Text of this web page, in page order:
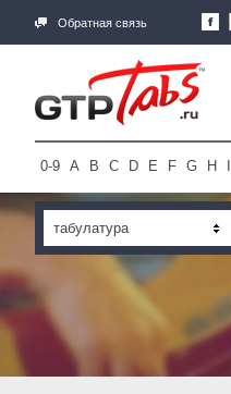
Обратная связь
0-9 A B C D E F G H
табулатура